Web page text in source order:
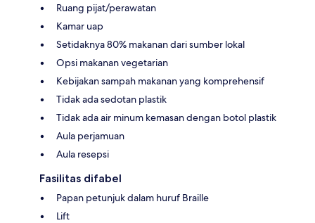
Ruang pijat/perawatan
Kamar uap
Setidaknya 80% makanan dari sumber lokal
Opsi makanan vegetarian
Kebijakan sampah makanan yang komprehensif
Tidak ada sedotan plastik
Tidak ada air minum kemasan dengan botol plastik
Aula perjamuan
Aula resepsi
Fasilitas difabel
Papan petunjuk dalam huruf Braille
Lift